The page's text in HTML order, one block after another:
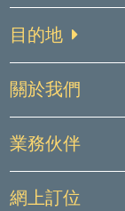
目的地
關於我們
業務伙伴
網上訂位